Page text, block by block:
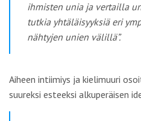
ihmisten unia ja vertailla
tutkia yhtäläisyyksiä eri
nähtyjen unien välillä”.
Aiheen intiimiys ja kielimuuri
suureksi esteeksi alkuperäisen